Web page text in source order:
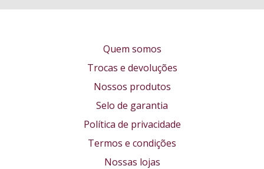
Quem somos
Trocas e devoluções
Nossos produtos
Selo de garantia
Política de privacidade
Termos e condições
Nossas lojas